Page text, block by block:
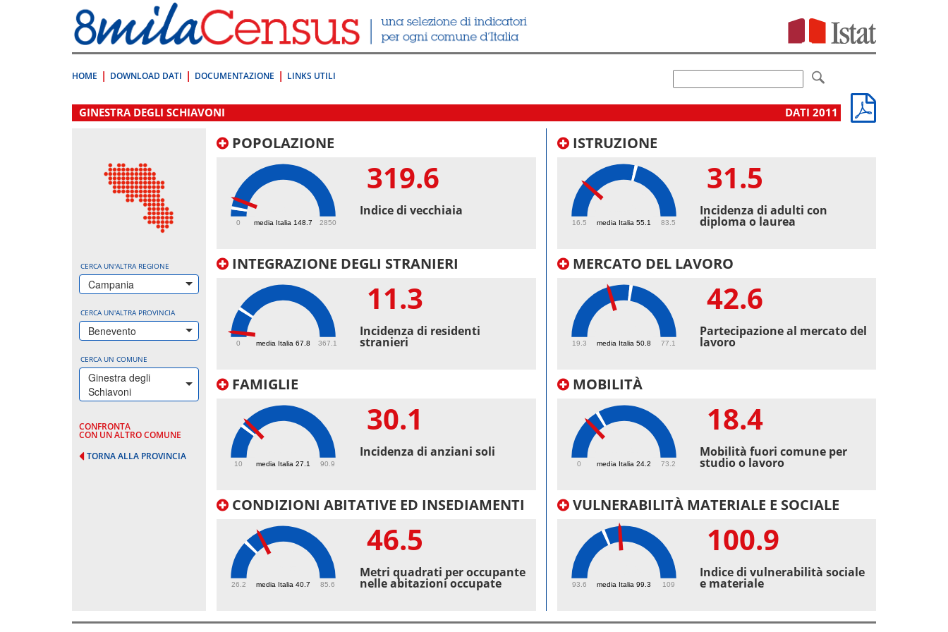
direttamente
a:
Contenuto
HOME DOWNLOAD DATI DOCUMENTAZIONE LINKS UTILI
.
GINESTRA DEGLI SCHIAVONI DATI 2011
CERCA UN'ALTRA REGIONE
Campania
CERCA UN'ALTRA PROVINCIA
Benevento
CERCA UN COMUNE
Ginestra degli
Schiavoni
CONFRONTA
CON UN ALTRO COMUNE
TORNA ALLA PROVINCIA
POPOLAZIONE
media Italia 148.7
0 2850
319.6
Indice di vecchiaia
INTEGRAZIONE DEGLI STRANIERI
media Italia 67.8
0 367.1
11.3
Incidenza di residenti
stranieri
FAMIGLIE
media Italia 27.1
10 90.9
30.1
Incidenza di anziani soli
CONDIZIONI ABITATIVE ED INSEDIAMENTI
media Italia 40.7
26.2 85.6
46.5
Metri quadrati per occupante
nelle abitazioni occupate
ISTRUZIONE
media Italia 55.1
16.5 83.5
31.5
Incidenza di adulti con
diploma o laurea
MERCATO DEL LAVORO
media Italia 50.8
19.3 77.1
42.6
Partecipazione al mercato del
lavoro
MOBILITÀ
media Italia 24.2
0 73.2
18.4
Mobilità fuori comune per
studio o lavoro
VULNERABILITÀ MATERIALE E SOCIALE
media Italia 99.3
93.6 109
100.9
Indice di vulnerabilità sociale
e materiale